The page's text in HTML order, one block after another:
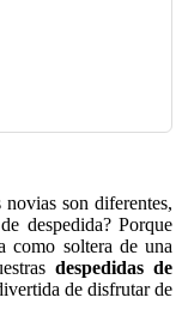
novias son diferentes,
despedida? Porque
como soltera de una
despedidas de
de disfrutar de